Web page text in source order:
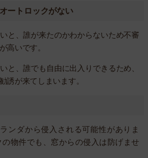
ートロックがない
と、誰が来たのかわからないため不審
高いです。
と、誰でも自由に出入りできるため、
誘が来てしまいます。
ンダから侵入される可能性がありま
物件でも、窓からの侵入は防げませ